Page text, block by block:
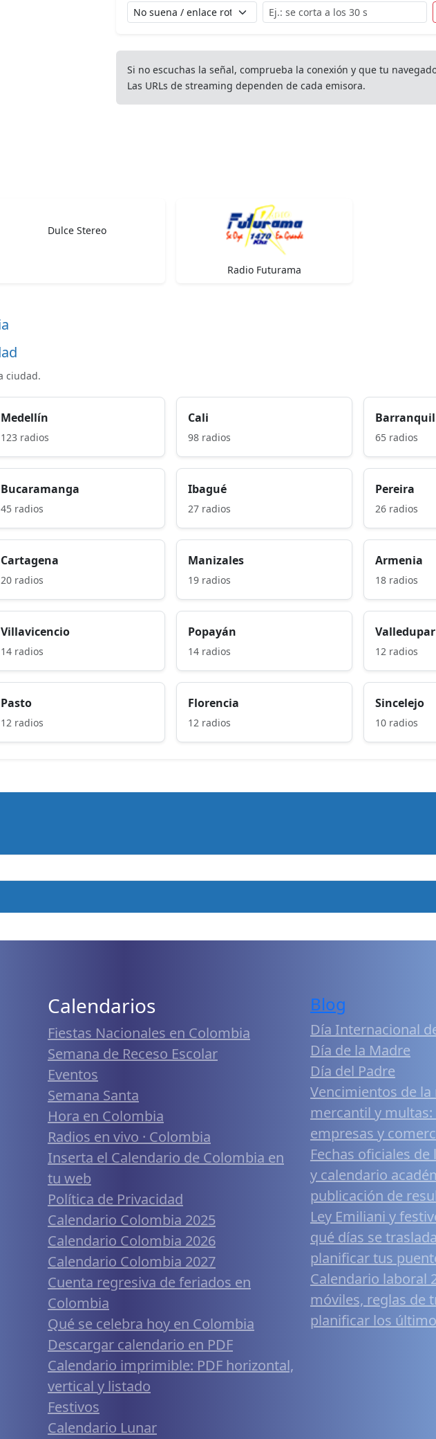
Si no escuchas la señal, comprueba la conexión y que tu
Las URLs de streaming dependen de cada emisora.
Dulce Stereo
Radio Futurama
ciudad.
Medellín
123 radios
Cali
98 radios 65 radios
Bucaramanga
45 radios
Ibagué
27 radios
Pereira
26 radios
Cartagena
20 radios
Manizales
19 radios
Armenia
18 radios
Villavicencio
14 radios
Popayán
14 radios
Valledupar
12 radios
Pasto
12 radios
Florencia
12 radios
Sincelejo
10 radios
Calendarios
Fiestas Nacionales en Colombia
Semana de Receso Escolar
Eventos
Semana Santa
Hora en Colombia
Radios en vivo · Colombia
Inserta el Calendario de Colombia en
tu web
Política de Privacidad
Calendario Colombia 2025
Calendario Colombia 2026
Calendario Colombia 2027
Cuenta regresiva de feriados en
Colombia
Qué se celebra hoy en Colombia
Descargar calendario en PDF
Calendario imprimible: PDF horizontal,
vertical y listado
Festivos
Calendario Lunar
Blog
Día Internacional
Día de la Madre
Día del Padre
Vencimientos de
mercantil y multas:
empresas y
Fechas oficiales
y calendario
publicación de
Ley Emiliani y
qué días se
planificar tus
Calendario laboral
móviles, reglas de
planificar los